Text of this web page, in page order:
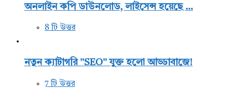
অনলাইন কপি ডাউনলোড, লাইসেন্স হয়েছে ...
8 টি উত্তর
নতুন ক্যাটাগরি "SEO" যুক্ত হলো আড্ডাবাজে!
7 টি উত্তর